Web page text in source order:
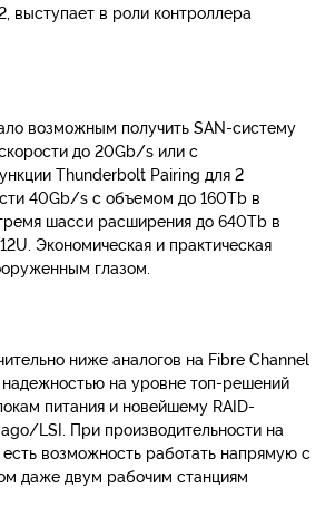
выступает в роли контроллера
возможным получить SAN-систему
до 20Gb/s или с
Thunderbolt Pairing для 2
40Gb/s с объемом до 160Tb в
шасси расширения до 640Tb в
Экономическая и практическая
глазом.
ниже аналогов на Fibre Channel
надежностью на уровне топ-решений
питания и новейшему RAID-
LSI. При производительности на
возможность работать напрямую с
даже двум рабочим станциям